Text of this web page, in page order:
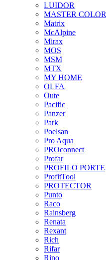
LUIDOR
MASTER COLOR
Matrix
McAlpine
Mirax
MOS
MSM
MTX
MY HOME
OLFA
Oute
Pacific
Panzer
Park
Poelsan
Pro Aqua
PROconnect
Profar
PROFILO PORTE
ProfitTool
PROTECTOR
Punto
Raco
Rainsberg
Renata
Rexant
Rich
Rifar
Ripo